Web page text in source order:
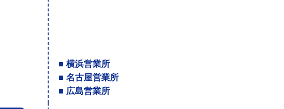
■ 横浜営業所
■ 名古屋営業所
■ 広島営業所